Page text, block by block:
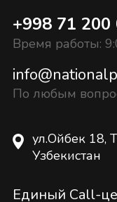
+998 71 200
Время работы:
По любым
ул.Ойбек 18,
Узбекистан
Единый Call-